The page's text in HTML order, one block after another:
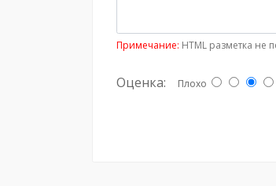
Примечание: HTML разметка не
Оценка: Плохо